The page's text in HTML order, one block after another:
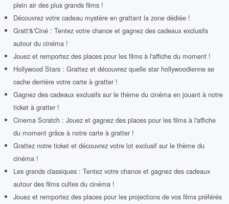
plein air des plus grands films !
Découvrez votre cadeau mystère en grattant la zone dédiée !
Gratt'&'Ciné : Tentez votre chance et gagnez des cadeaux exclusifs
autour du cinéma !
Jouez et remportez des places pour les films à l'affiche du moment !
Hollywood Stars : Grattez et découvrez quelle star hollywoodienne se
cache derrière votre carte à gratter !
Gagnez des cadeaux exclusifs sur le thème du cinéma en jouant à notre
ticket à gratter !
Cinema Scratch : Jouez et gagnez des places pour les films à l'affiche
du moment grâce à notre carte à gratter !
Grattez notre ticket et découvrez votre lot exclusif sur le thème du
cinéma !
Les grands classiques : Tentez votre chance et gagnez des cadeaux
autour des films cultes du cinéma !
Jouez et remportez des places pour les projections de vos films préférés